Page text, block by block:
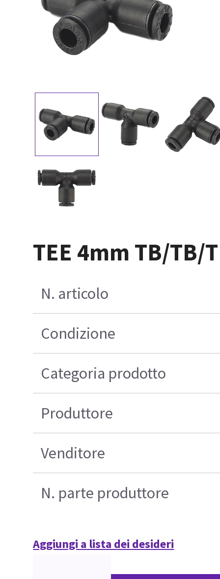
TEE 4mm TB/TB/
N. articolo
Condizione
Categoria prodotto
Produttore
Venditore
N. parte produttore
Aggiungi a lista dei desideri